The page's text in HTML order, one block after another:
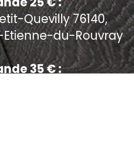
Quevilly 76140,
Etienne-du-Rouvray
35 € :